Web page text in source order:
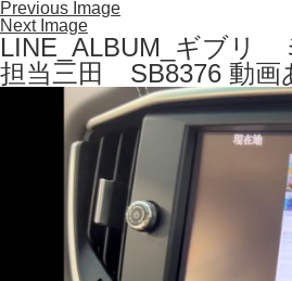
Previous Image
Next Image
LINE_ALBUM_ギブリ
担当三田 SB8376 動画